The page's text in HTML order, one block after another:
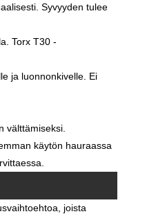
Syvyyden tulee
Torx T30 -
ja luonnonkivelle. Ei
välttämiseksi.
käytön hauraassa
joista